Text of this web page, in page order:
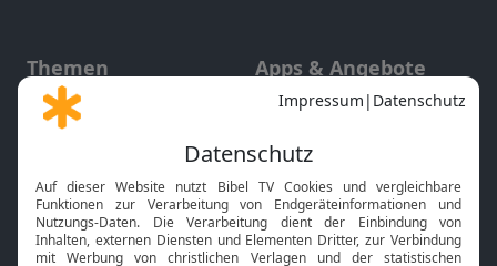
Themen
Gott und Bibel erklärt
Neuigkeiten
Apps & Angebote
Mobile App
Smart TV
HbbTV
Bibelthek Online-Bibel